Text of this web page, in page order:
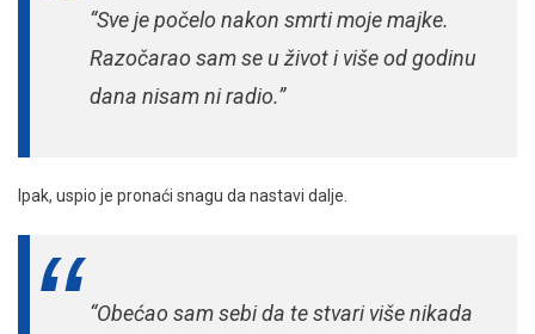
“Sve je počelo nakon smrti moje majke.
Razočarao sam se u život i više od godinu
dana nisam ni radio.”
Ipak, uspio je pronaći snagu da nastavi dalje.
“Obećao sam sebi da te stvari više nikada